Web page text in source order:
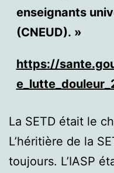
enseignants
(CNEUD). »
https://
La SETD était le
L’héritière de la
toujours. L’IASP